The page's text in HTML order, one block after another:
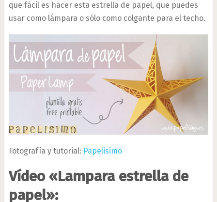
que fácil es hacer esta estrella de papel, que puedes
usar como lámpara o sólo como colgante para el techo.
Fotografía y tutorial: Papelisimo
Vídeo «Lampara estrella de
papel»: